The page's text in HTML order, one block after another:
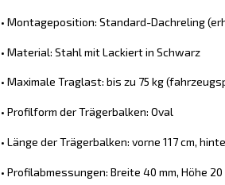
• Montageposition: Standard-Dachreling
• Material: Stahl mit Lackiert in Schwarz
• Maximale Traglast: bis zu 75 kg
• Profilform der Trägerbalken: Oval
• Länge der Trägerbalken: vorne 117 cm,
• Profilabmessungen: Breite 40 mm, Höhe 20